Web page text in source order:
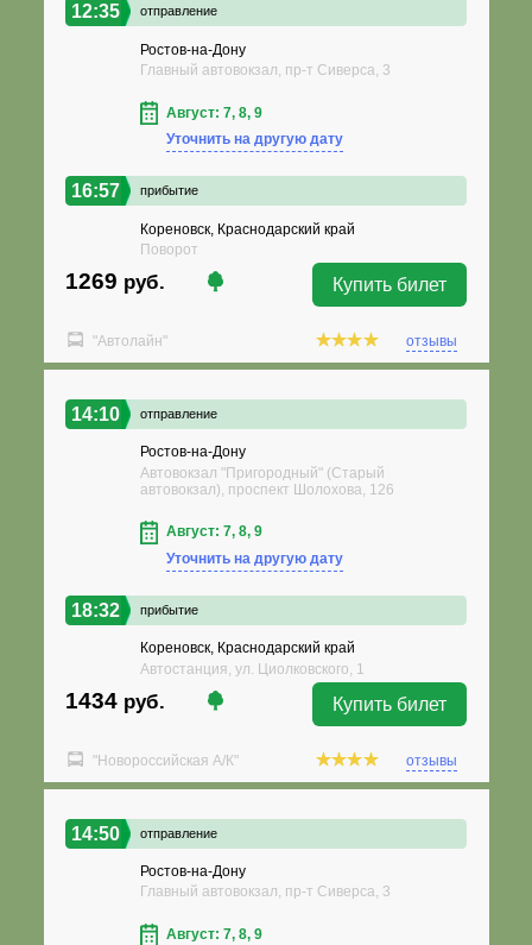
12:35 отправление
Ростов-на-Дону
Главный автовокзал, пр-т Сиверса, 3
Август: 7, 8, 9
Уточнить на другую дату
16:57 прибытие
Кореновск, Краснодарский край
Поворот
1269 руб. Купить билет
"Автолайн" отзывы
14:10 отправление
Ростов-на-Дону
Автовокзал "Пригородный" (Старый
автовокзал), проспект Шолохова, 126
Август: 7, 8, 9
Уточнить на другую дату
18:32 прибытие
Кореновск, Краснодарский край
Автостанция, ул. Циолковского, 1
1434 руб. Купить билет
"Новороссийская А/К" отзывы
14:50 отправление
Ростов-на-Дону
Главный автовокзал, пр-т Сиверса, 3
Август: 7, 8, 9